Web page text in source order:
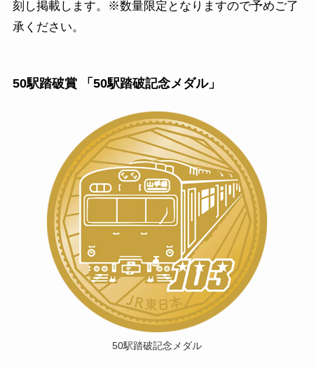
刻し掲載します。※数量限定となりますので予めご了
承ください。
50駅踏破賞 「50駅踏破記念メダル」
50駅踏破記念メダル